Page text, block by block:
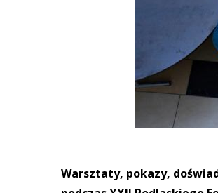
Warsztaty, pokazy,